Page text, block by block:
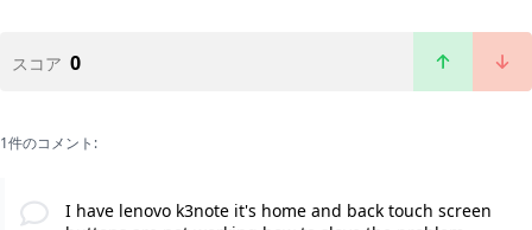
スコア 0
1件のコメント:
I have lenovo k3note it's home and back touch screen